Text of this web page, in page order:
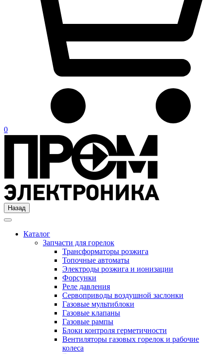
0
Назад
Каталог
Запчасти для горелок
Трансформаторы розжига
Топочные автоматы
Электроды розжига и ионизации
Форсунки
Реле давления
Сервоприводы воздушной заслонки
Газовые мультиблоки
Газовые клапаны
Газовые рампы
Блоки контроля герметичности
Вентиляторы газовых горелок и рабочие
колеса